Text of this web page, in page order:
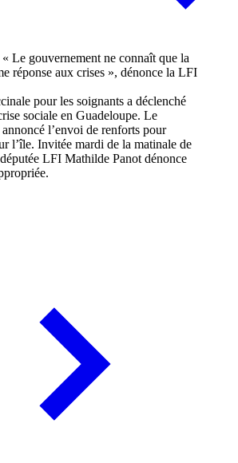
pour les soignants a déclenché
sociale en Guadeloupe. Le
l’envoi de renforts pour
l’île. Invitée mardi de la matinale de
LFI Mathilde Panot dénonce